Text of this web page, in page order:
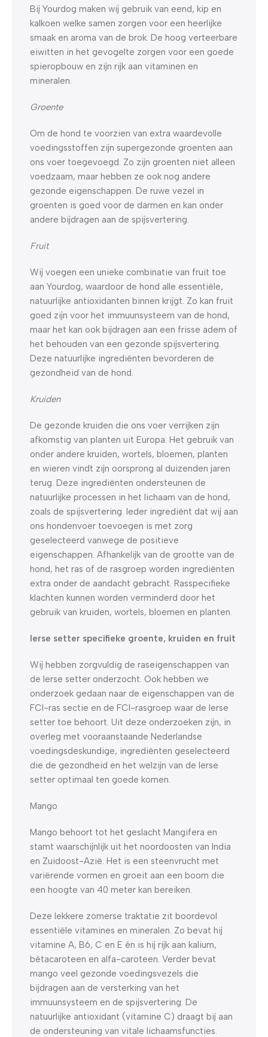
Bij Yourdog maken wij gebruik van eend, kip en
kalkoen welke samen zorgen voor een heerlijke
smaak en aroma van de brok. De hoog verteerbare
eiwitten in het gevogelte zorgen voor een goede
spieropbouw en zijn rijk aan vitaminen en
mineralen.
Groente
Om de hond te voorzien van extra waardevolle
voedingsstoffen zijn supergezonde groenten aan
ons voer toegevoegd. Zo zijn groenten niet alleen
voedzaam, maar hebben ze ook nog andere
gezonde eigenschappen. De ruwe vezel in
groenten is goed voor de darmen en kan onder
andere bijdragen aan de spijsvertering.
Fruit
Wij voegen een unieke combinatie van fruit toe
aan Yourdog, waardoor de hond alle essentiële,
natuurlijke antioxidanten binnen krijgt. Zo kan fruit
goed zijn voor het immuunsysteem van de hond,
maar het kan ook bijdragen aan een frisse adem of
het behouden van een gezonde spijsvertering.
Deze natuurlijke ingrediënten bevorderen de
gezondheid van de hond.
Kruiden
De gezonde kruiden die ons voer verrijken zijn
afkomstig van planten uit Europa. Het gebruik van
onder andere kruiden, wortels, bloemen, planten
en wieren vindt zijn oorsprong al duizenden jaren
terug. Deze ingrediënten ondersteunen de
natuurlijke processen in het lichaam van de hond,
zoals de spijsvertering. Ieder ingrediënt dat wij aan
ons hondenvoer toevoegen is met zorg
geselecteerd vanwege de positieve
eigenschappen. Afhankelijk van de grootte van de
hond, het ras of de rasgroep worden ingrediënten
extra onder de aandacht gebracht. Rasspecifieke
klachten kunnen worden verminderd door het
gebruik van kruiden, wortels, bloemen en planten.
Ierse setter specifieke groente, kruiden en fruit
Wij hebben zorgvuldig de raseigenschappen van
de Ierse setter onderzocht. Ook hebben we
onderzoek gedaan naar de eigenschappen van de
FCI-ras sectie en de FCI-rasgroep waar de Ierse
setter toe behoort. Uit deze onderzoeken zijn, in
overleg met vooraanstaande Nederlandse
voedingsdeskundige, ingrediënten geselecteerd
die de gezondheid en het welzijn van de Ierse
setter optimaal ten goede komen.
Mango
Mango behoort tot het geslacht Mangifera en
stamt waarschijnlijk uit het noordoosten van India
en Zuidoost-Azië. Het is een steenvrucht met
variërende vormen en groeit aan een boom die
een hoogte van 40 meter kan bereiken.
Deze lekkere zomerse traktatie zit boordevol
essentiële vitamines en mineralen. Zo bevat hij
vitamine A, B6, C en E én is hij rijk aan kalium,
bètacaroteen en alfa-caroteen. Verder bevat
mango veel gezonde voedingsvezels die
bijdragen aan de versterking van het
immuunsysteem en de spijsvertering. De
natuurlijke antioxidant (vitamine C) draagt bij aan
de ondersteuning van vitale lichaamsfuncties.